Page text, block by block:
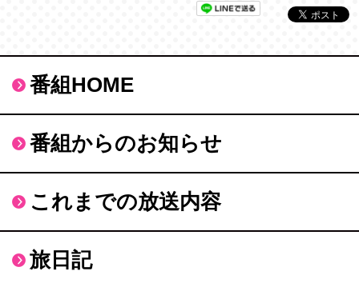
番組HOME
番組からのお知らせ
これまでの放送内容
旅日記